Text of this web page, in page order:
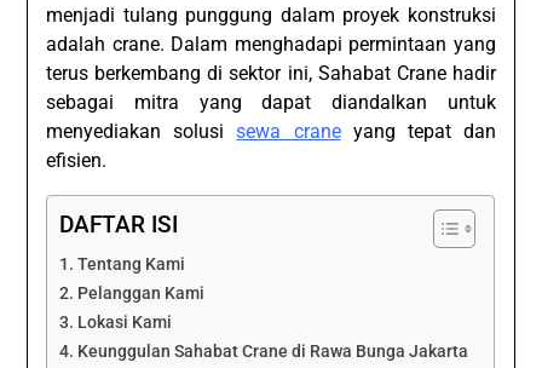
menjadi tulang punggung dalam proyek konstruksi
adalah crane. Dalam menghadapi permintaan yang
terus berkembang di sektor ini, Sahabat Crane hadir
sebagai mitra yang dapat diandalkan untuk
menyediakan solusisewa craneyang tepat dan
efisien.
DAFTAR ISI
Tentang Kami
Pelanggan Kami
Lokasi Kami
Keunggulan Sahabat Crane di Rawa Bunga Jakarta